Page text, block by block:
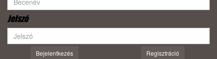
Jelszó
Bejelentkezés Regisztráció